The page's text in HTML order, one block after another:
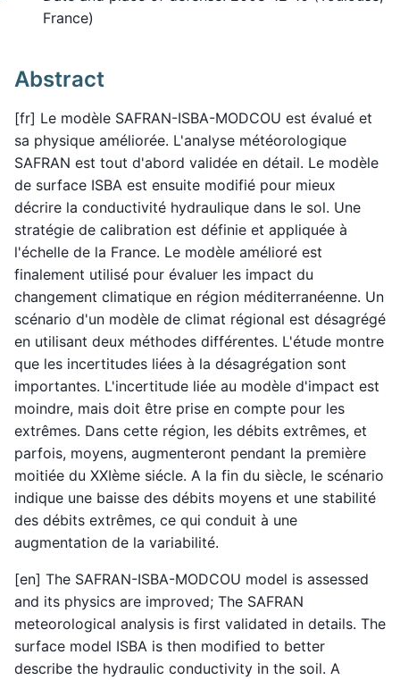
France)
Abstract
[fr] Le modèle SAFRAN-ISBA-MODCOU est évalué et
sa physique améliorée. L'analyse météorologique
SAFRAN est tout d'abord validée en détail. Le modèle
de surface ISBA est ensuite modifié pour mieux
décrire la conductivité hydraulique dans le sol. Une
stratégie de calibration est définie et appliquée à
l'échelle de la France. Le modèle amélioré est
finalement utilisé pour évaluer les impact du
changement climatique en région méditerranéenne. Un
scénario d'un modèle de climat régional est désagrégé
en utilisant deux méthodes différentes. L'étude montre
que les incertitudes liées à la désagrégation sont
importantes. L'incertitude liée au modèle d'impact est
moindre, mais doit être prise en compte pour les
extrêmes. Dans cette région, les débits extrêmes, et
parfois, moyens, augmenteront pendant la première
moitiée du XXIème siécle. A la fin du siècle, le scénario
indique une baisse des débits moyens et une stabilité
des débits extrêmes, ce qui conduit à une
augmentation de la variabilité.
[en] The SAFRAN-ISBA-MODCOU model is assessed
and its physics are improved; The SAFRAN
meteorological analysis is first validated in details. The
surface model ISBA is then modified to better
describe the hydraulic conductivity in the soil. A